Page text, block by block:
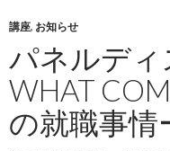
講座, お知らせ
パネルディ
WHAT
の就職事情